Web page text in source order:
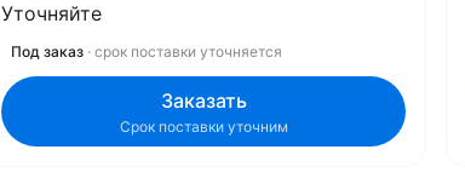
Уточняйте
Под заказ · срок поставки уточняется
Заказать
Срок поставки уточним